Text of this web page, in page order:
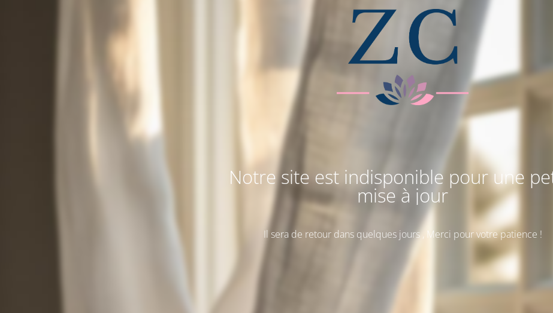
Notre site est indisponible pour une
mise à jour
Il sera de retour dans quelques jours , Merci pour votre patience !